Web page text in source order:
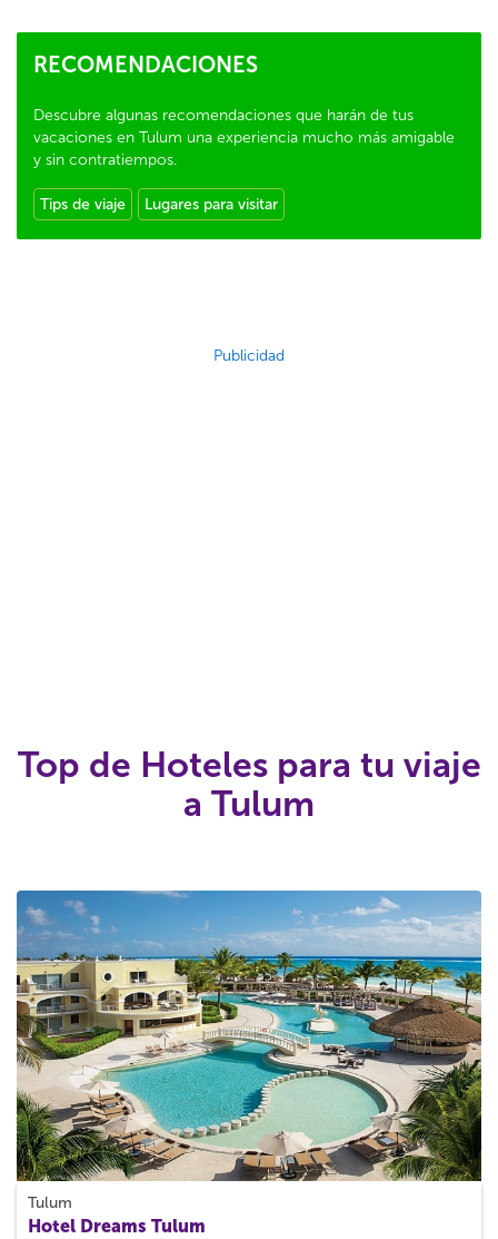
RECOMENDACIONES
Descubre algunas recomendaciones que harán de tus
vacaciones en Tulum una experiencia mucho más amigable
y sin contratiempos.
Tips de viaje Lugares para visitar
Publicidad
Top de Hoteles para tu viaje
a Tulum
Tulum
Hotel Dreams Tulum